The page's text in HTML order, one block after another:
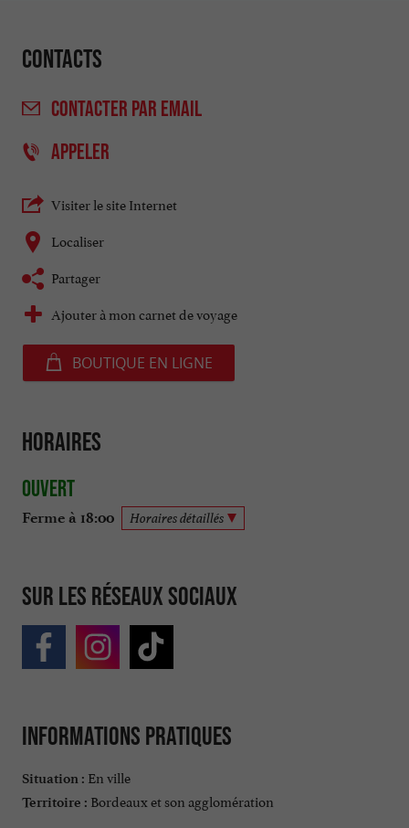
Contacts
CONTACTER PAR EMAIL
APPELER
Visiter le site Internet
Localiser
Partager
Ajouter à mon carnet de voyage
BOUTIQUE EN LIGNE
Horaires
Ouvert
Ferme à 18:00 Horaires détaillés
Sur les réseaux sociaux
Informations pratiques
Situation : En ville
Territoire : Bordeaux et son agglomération